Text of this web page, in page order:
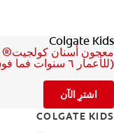
Colgate Kids
معجون أسنان كولجيت®
(للأعمار ٦ سنوات فما فوق)
اشترِ الآن
COLGATE KIDS